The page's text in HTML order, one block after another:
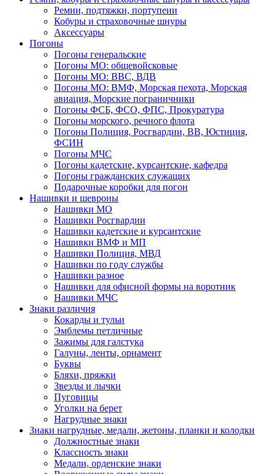
Ремни, подтяжки, портупеии
Кобуры и страховочные шнуры
Аксессуары
Погоны
Погоны генеральские
Погоны МО: общевойсковые
Погоны МО: ВВС, ВДВ
Погоны МО: ВМФ, Морская пехота, Морская
авиация, Морские пограничники
Погоны ФСБ, ФСО, ФПС, Прокуратура
Погоны морского, речного флота
Погоны Полиция, Росгвардии, ВВ, Юстиция,
ФСИН
Погоны МЧС
Погоны кадетские, курсантские, кафедра
Погоны гражданских служащих
Подарочные коробки для погон
Нашивки и шевроны
Нашивки МО
Нашивки Росгвардии
Нашивки кадетские и курсантские
Нашивки ВМФ и МП
Нашивки Полиция, МВД
Нашивки по году службы
Нашивки разное
Нашивки для офисной формы на воротник
Нашивки МЧС
Знаки различия
Кокарды и тульи
Эмблемы петличные
Зажимы для галстука
Галуны, ленты, орнамент
Буквы
Бляхи, пряжки
Звезды и лычки
Пуговицы
Уголки на берет
Нагрудные знаки
Знаки нагрудные, медали, жетоны, планки и колодки
Должностные знаки
Классность знаки
Медали, орденские знаки